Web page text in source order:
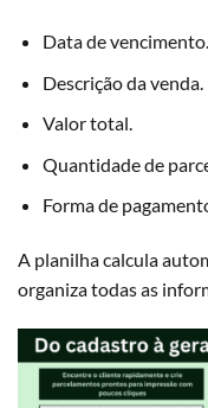
Data de vencimento.
Descrição da venda.
Valor total.
Quantidade de
Forma de
A planilha calcula
organiza todas as